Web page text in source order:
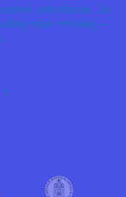
odvolanie. Je
ríše rímskej –